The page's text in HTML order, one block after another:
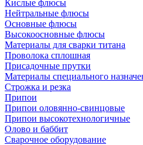
Кислые флюсы
Нейтральные флюсы
Основные флюсы
Высокоосновные флюсы
Материалы для сварки титана
Проволока сплошная
Присадочные прутки
Материалы специального
Строжка и резка
Припои
Припои оловянно-свинцовые
Припои высокотехнологичные
Олово и баббит
Сварочное оборудование